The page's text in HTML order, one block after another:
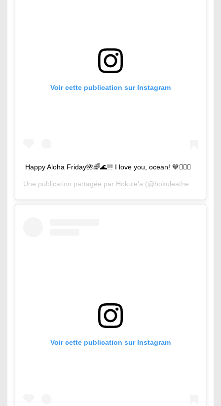
Voir cette publication sur Instagram
Happy Aloha Friday🌺🌈🌊!!! I love you, ocean! 💙🏄🏽‍♂️
Une publication partagée par Hokule’a (@hokuleathesurfingcat) le
Voir cette publication sur Instagram